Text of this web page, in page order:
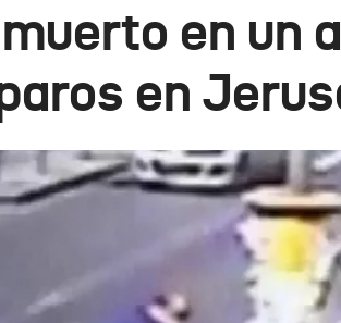
en un
en